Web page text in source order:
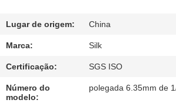
PEÇA
UMAS
CITAÇÕES
Lugar de origem: China
Marca: Silk
Certificação: SGS ISO
Número do
modelo:
polegada 6.35mm de